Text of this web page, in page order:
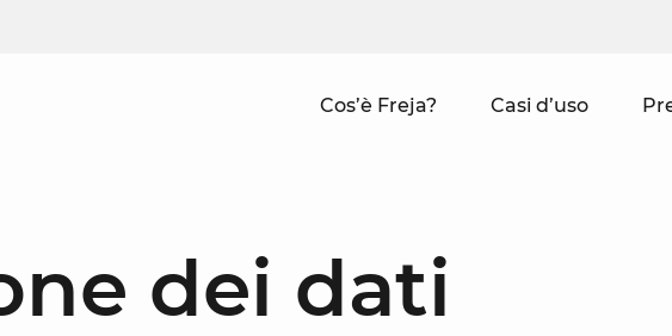
Cos’è Freja? Casi d’uso
dei dati